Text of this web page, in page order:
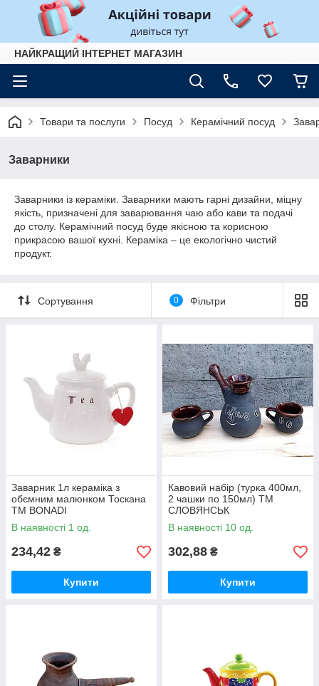
НАЙКРАЩИЙ ІНТЕРНЕТ МАГАЗИН
Товари та послуги Посуд Керамічний посуд
Заварники
Заварники із кераміки. Заварники мають гарні дизайни, міцну
якість, призначені для заварювання чаю або кави та подачі
до столу. Керамічний посуд буде якісною та корисною
прикрасою вашої кухні. Кераміка – це екологічно чистий
продукт.
Сортування 0 Фільтри
Заварник 1л кераміка з
обємним малюнком Тоскана
ТМ BONADI
В наявності 1 од.
234,42 ₴
Купити
Кавовий набір (турка 400мл,
2 чашки по 150мл) ТМ
СЛОВЯНСЬК
В наявності 10 од.
302,88 ₴
Купити